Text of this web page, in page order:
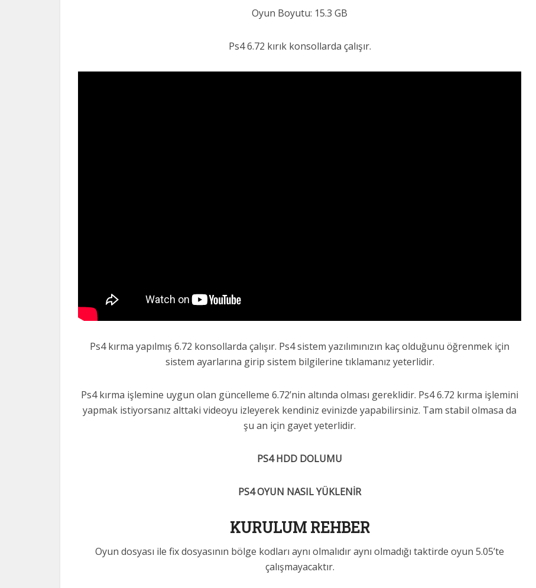
Oyun Boyutu: 15.3 GB
Ps4 6.72 kırık konsollarda çalışır.
Ps4 kırma yapılmış 6.72 konsollarda çalışır. Ps4 sistem yazılımınızın kaç olduğunu öğrenmek için
sistem ayarlarına girip sistem bilgilerine tıklamanız yeterlidir.
Ps4 kırma işlemine uygun olan güncelleme 6.72’nin altında olması gereklidir. Ps4 6.72 kırma işlemini
yapmak istiyorsanız alttaki videoyu izleyerek kendiniz evinizde yapabilirsiniz. Tam stabil olmasa da
şu an için gayet yeterlidir.
PS4 HDD DOLUMU
PS4 OYUN NASIL YÜKLENİR
KURULUM REHBER
Oyun dosyası ile fix dosyasının bölge kodları aynı olmalıdır aynı olmadığı taktirde oyun 5.05’te
çalışmayacaktır.